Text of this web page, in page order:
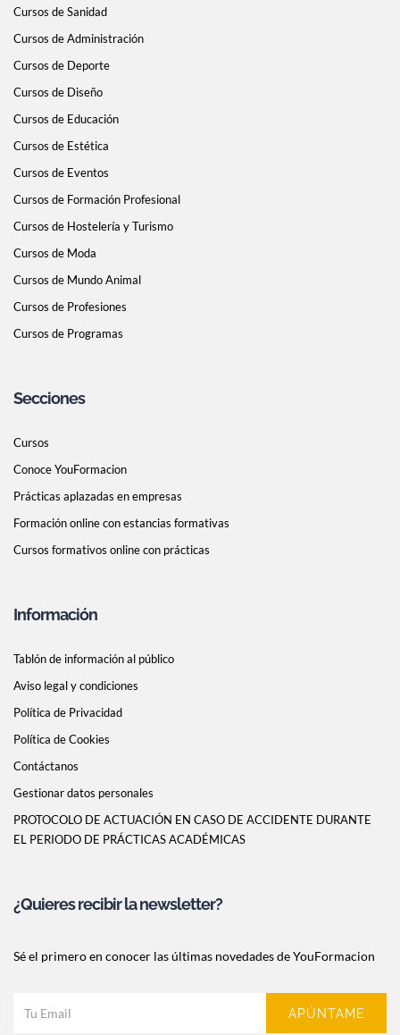
Cursos de Sanidad
Cursos de Administración
Cursos de Deporte
Cursos de Diseño
Cursos de Educación
Cursos de Estética
Cursos de Eventos
Cursos de Formación Profesional
Cursos de Hostelería y Turismo
Cursos de Moda
Cursos de Mundo Animal
Cursos de Profesiones
Cursos de Programas
Secciones
Cursos
Conoce YouFormacion
Prácticas aplazadas en empresas
Formación online con estancias formativas
Cursos formativos online con prácticas
Información
Tablón de información al público
Aviso legal y condiciones
Política de Privacidad
Política de Cookies
Contáctanos
Gestionar datos personales
PROTOCOLO DE ACTUACIÓN EN CASO DE ACCIDENTE DURANTE
EL PERIODO DE PRÁCTICAS ACADÉMICAS
¿Quieres recibir la newsletter?
Sé el primero en conocer las últimas novedades de YouFormacion
APÚNTAME